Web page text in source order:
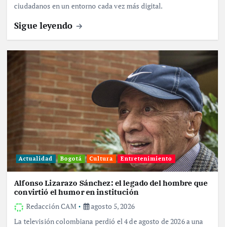
ciudadanos en un entorno cada vez más digital.
Sigue leyendo
Actualidad Bogotá Cultura Entretenimiento
Alfonso Lizarazo Sánchez: el legado del hombre que
convirtió el humor en institución
Redacción CAM
agosto 5, 2026
La televisión colombiana perdió el 4 de agosto de 2026 a una